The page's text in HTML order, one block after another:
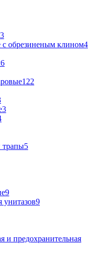
3
обрезиненым клином4
122
3
трапы5
9
9
и предохранительная